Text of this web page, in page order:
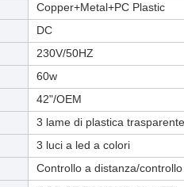
Copper+Metal+PC Plastic
DC
230V/50HZ
60w
42"/OEM
3 lame di plastica trasparente
3 luci a led a colori
Controllo a distanza/